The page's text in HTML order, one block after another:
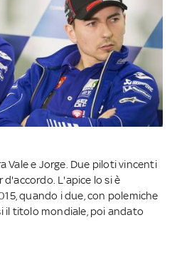
Vale e Jorge. Due piloti vincenti
L'apice lo si è
quando i due, con polemiche
il titolo mondiale, poi andato